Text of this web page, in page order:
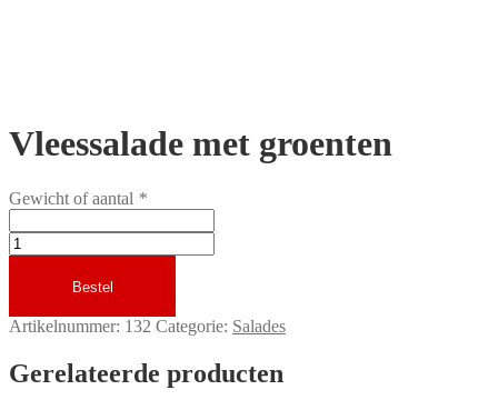
Vleessalade met groenten
Gewicht of aantal *
Vleessalade
met
Bestel
Artikelnummer: 132 Categorie: Salades
Gerelateerde producten